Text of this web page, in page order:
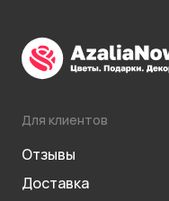
Для клиентов
Отзывы
Доставка